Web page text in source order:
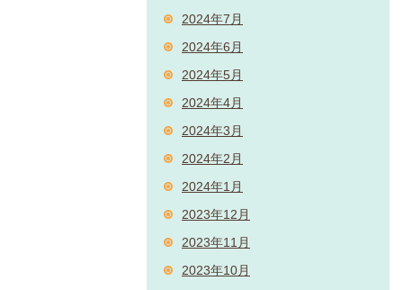
2024年7月
2024年6月
2024年5月
2024年4月
2024年3月
2024年2月
2024年1月
2023年12月
2023年11月
2023年10月